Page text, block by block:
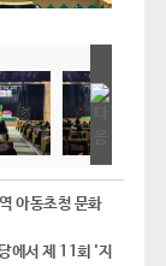
아동초청 문화
에서 제 11회 '지